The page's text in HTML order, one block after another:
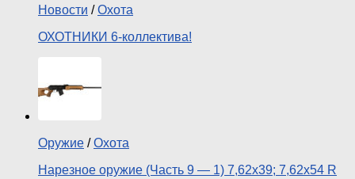
Новости /Охота
ОХОТНИКИ 6-коллектива!
Оружие /Охота
Нарезное оружие (Часть 9 — 1) 7,62х39; 7,62х54 R